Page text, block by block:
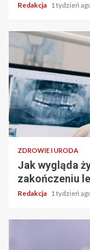
Redakcja 1 tydzień
ZDROWIE I URODA
Jak wygląda
zakończeniu
Redakcja 1 tydzień